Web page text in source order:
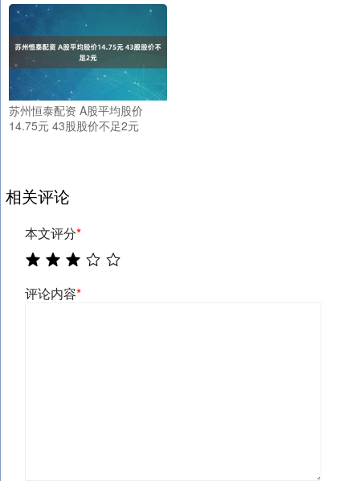
苏州恒泰配资 A股平均股价
14.75元 43股股价不足2元
相关评论
本文评分*
评论内容*